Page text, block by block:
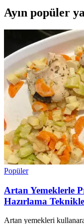
Ayın popüler
Popüler
Artan Yemeklerle
Hazırlama
Artan yemekleri